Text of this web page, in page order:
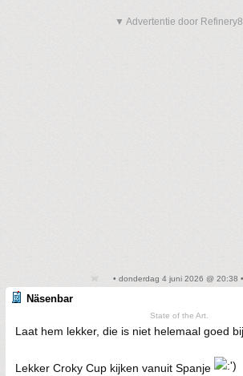
▼ Advertentie door
• donderdag 4 juni 2026 @ 20:38
Näsenbar
State of the Art.
Laat hem lekker, die is niet helemaal goed
Lekker Croky Cup kijken vanuit Spanje